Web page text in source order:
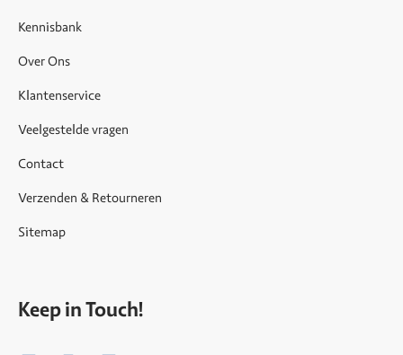
Kennisbank
Over Ons
Klantenservice
Veelgestelde vragen
Contact
Verzenden & Retourneren
Sitemap
Keep in Touch!